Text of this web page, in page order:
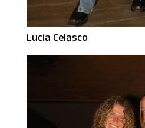
Lucía Celasco